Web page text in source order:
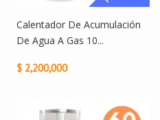
Calentador De Acumulación
De Agua A Gas 10...
$ 2,200,000